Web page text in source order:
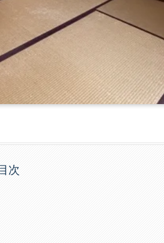
目次